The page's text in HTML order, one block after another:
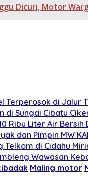
Dicuri, Motor
Terperosok di Jalur
Sungai Cibatu
Ribu Liter Air
dan Pimpin MW
di Cidahu
Wawasan
Maling motor